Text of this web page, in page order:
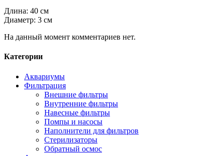
Длина: 40 см
Диаметр: 3 см
На данный момент комментариев нет.
Категории
Аквариумы
Фильтрация
Внешние фильтры
Внутренние фильтры
Навесные фильтры
Помпы и насосы
Наполнители для фильтров
Стерилизаторы
Обратный осмос